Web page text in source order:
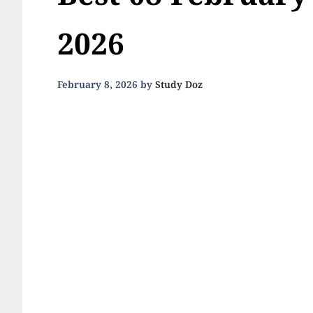
2026
February 8, 2026 byStudy Doz